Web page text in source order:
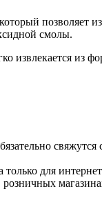
позволяет
смолы.
извлекается из
свяжутся
только для
розничных